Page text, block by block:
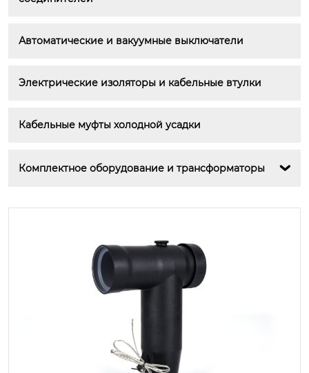
Автоматические и вакуумные выключатели
Электрические изоляторы и кабельные втулки
Кабельные муфты холодной усадки
Комплектное оборудование и трансформаторы 